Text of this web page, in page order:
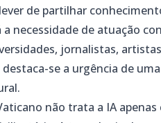
de partilhar
necessidade de atuação
jornalistas,
se a urgência de
não trata a IA